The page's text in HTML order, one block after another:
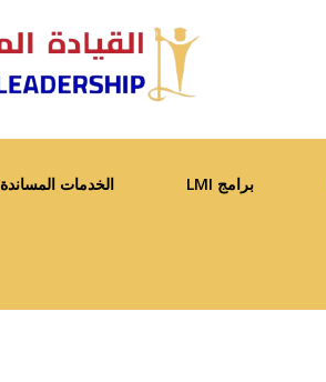
برامج LMI الخدمات المساندة